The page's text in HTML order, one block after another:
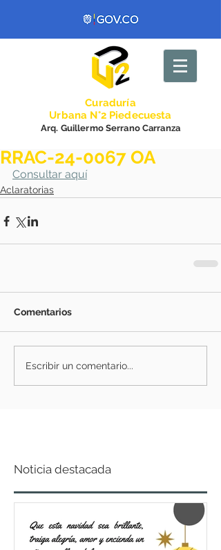
Curaduría
Urbana N°2 Piedecuesta
Arq. Guillermo Serrano Carranza
RRAC-24-0067 OA
Consultar aquí
Aclaratorias
Comentarios
Escribir un comentario...
Noticia destacada